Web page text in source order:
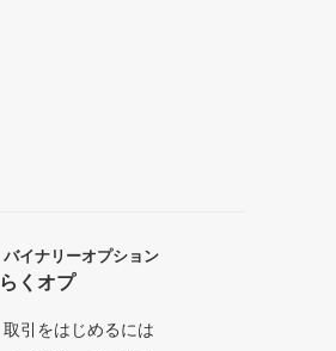
バイナリーオプション
らくオプ
取引をはじめるには